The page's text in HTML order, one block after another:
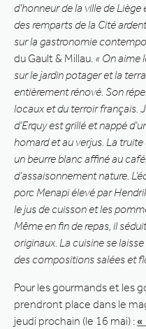
d’honneur de la ville de
des remparts de la Cité
sur la gastronomie
du Gault & Millau. « On aime
sur le jardin potager et la
entièrement rénové. Son
locaux et du terroir français.
d’Erquy est grillé et nappé
homard et au verjus. La
un beurre blanc affiné au
d’assaisonnement nature.
porc Menapi élevé par
le jus de cuisson et les
Même en fin de repas, il
originaux. La cuisine se
des compositions salées et
Pour les gourmands et les
prendront place dans le
jeudi prochain (le 16 mai) : «